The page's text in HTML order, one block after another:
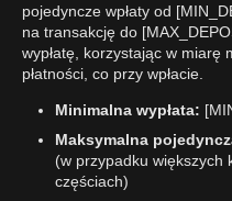
pojedyncze wpłaty od
na transakcję do
wypłatę, korzystając w miarę
płatności, co przy wpłacie.
Minimalna wypłata:
Maksymalna
(w przypadku większych
częściach)